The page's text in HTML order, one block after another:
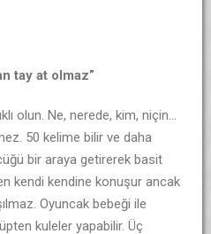
tay at olmaz”
olun. Ne, nerede, kim, niçin…
50 kelime bilir ve daha
bir araya getirerek basit
kendi kendine konuşur ancak
Oyuncak bebeği ile
kuleler yapabilir. Üç